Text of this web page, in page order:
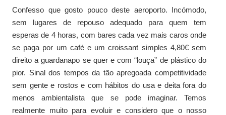
Confesso que gosto pouco deste aeroporto. Incómodo,
sem lugares de repouso adequado para quem tem
esperas de 4 horas, com bares cada vez mais caros onde
se paga por um café e um croissant simples 4,80€ sem
direito a guardanapo se quer e com “louça” de plástico do
pior. Sinal dos tempos da tão apregoada competitividade
sem gente e rostos e com hábitos do usa e deita fora do
menos ambientalista que se pode imaginar. Temos
realmente muito para evoluir e considero que o nosso